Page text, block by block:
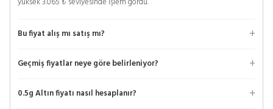
Bu fiyat alış mı satış mı?
Geçmiş fiyatlar neye göre belirleniyor?
0.5g Altın fiyatı nasıl hesaplanır?